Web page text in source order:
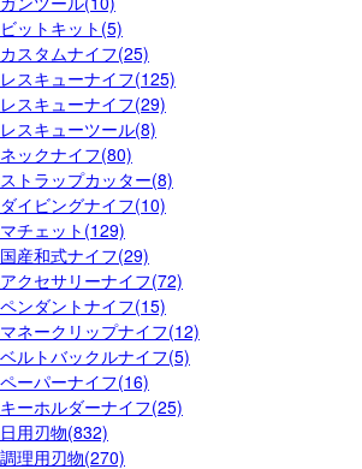
ビットキット(5)
カスタムナイフ(25)
レスキューナイフ(125)
レスキューナイフ(29)
レスキューツール(8)
ネックナイフ(80)
ストラップカッター(8)
ダイビングナイフ(10)
マチェット(129)
国産和式ナイフ(29)
アクセサリーナイフ(72)
ペンダントナイフ(15)
マネークリップナイフ(12)
ベルトバックルナイフ(5)
ペーパーナイフ(16)
キーホルダーナイフ(25)
日用刃物(832)
調理用刃物(270)